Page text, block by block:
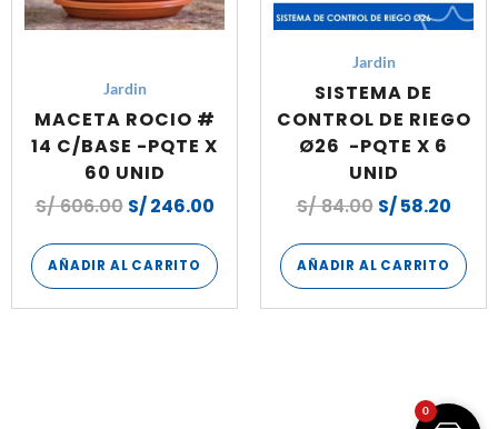
Jardin
MACETA ROCIO #
14 C/BASE -PQTE X
60 UNID
S/606.00 S/246.00
AÑADIR AL CARRITO
Jardin
SISTEMA DE
CONTROL DE RIEGO
Ø26 -PQTE X 6
UNID
S/84.00 S/58.20
AÑADIR AL CARRITO
0